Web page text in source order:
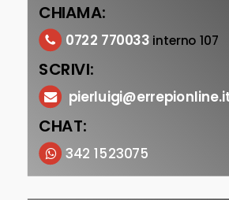
CHIAMA:
0722 770033 interno 107
SCRIVI:
CHAT:
342 1523075